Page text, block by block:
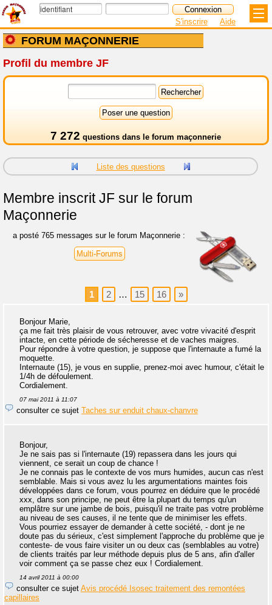
FORUM MAÇONNERIE
S'inscrire Aide
Profil du membre JF
7 272 questions dans le forum maçonnerie
Liste des questions
Membre inscritJF sur le forum
Maçonnerie
a posté 765 messages sur le forum Maçonnerie :
Multi-Forums
1 2 … 15 16 »
Bonjour Marie,
ça me fait très plaisir de vous retrouver, avec votre vivacité d'esprit
intacte, en cette période de sécheresse et de vaches maigres.
Pour répondre à votre question, je suppose que l'internaute a fumé la
moquette.
Internaute (15), je vous en supplie, prenez-moi avec humour, c'était le
1/4h de défoulement.
Cordialement.
07 mai 2011 à 11:07
consulter ce sujet Taches sur enduit chaux-chanvre
Bonjour,
Je ne sais pas si l'internaute (19) repassera dans les jours qui
viennent, ce serait un coup de chance !
Je ne connais pas le contexte de vos murs humides, aucun cas n'est
semblable. Mais si vous avez lu les argumentations maintes fois
développées dans ce forum, vous pourrez en déduire que le procédé
xxx, dans son principe, ne peut être la plupart du temps qu'un
emplâtre sur une jambe de bois, puisqu'il ne traite pas votre problème
au niveau de ses causes, il ne tente que de minimiser les effets.
Vous pourriez essayer de demander à cette société, - dont je ne
doute pas du sérieux, c'est simplement l'approche du problème que je
conteste- de vous faire visiter un ou deux cas (semblables au votre)
de clients traités par leur méthode depuis plus de 5 ans, afin d'aller
voir comment ça se passe chez eux ! Cordialement.
14 avril 2011 à 00:00
consulter ce sujet Avis procédé Isosec traitement des remontées
capillaires